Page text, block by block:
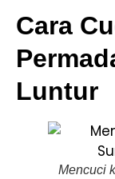
Cara
Luntur
Mencuci